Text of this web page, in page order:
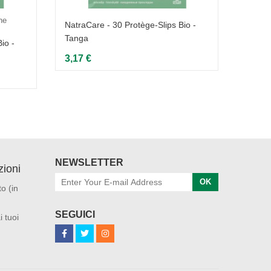
-
NatraCare - 30 Protège-Slips Bio -
Tanga
3,17 €
(in
tuoi
NEWSLETTER
OK
SEGUICI